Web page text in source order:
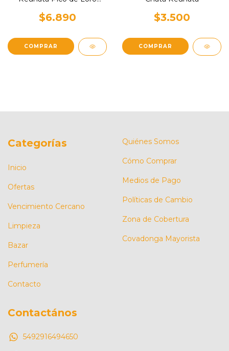
$6.890 $3.500
Categorías
Inicio
Ofertas
Vencimiento Cercano
Limpieza
Bazar
Perfumería
Contacto
Quiénes Somos
Cómo Comprar
Medios de Pago
Políticas de Cambio
Zona de Cobertura
Covadonga Mayorista
Contactános
5492916494650